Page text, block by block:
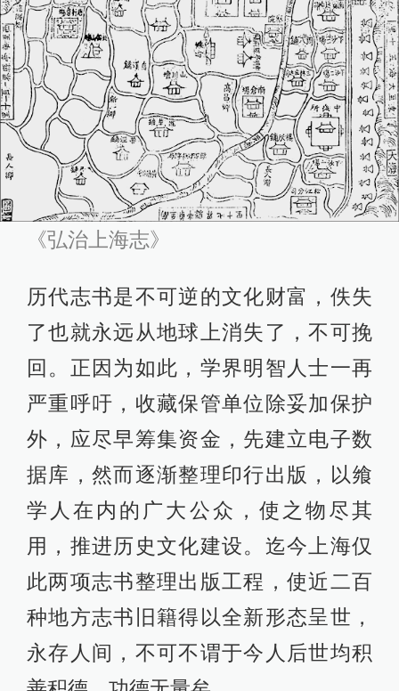
《弘治上海志》
历代志书是不可逆的文化财富，佚失
了也就永远从地球上消失了，不可挽
回。正因为如此，学界明智人士一再
严重呼吁，收藏保管单位除妥加保护
外，应尽早筹集资金，先建立电子数
据库，然而逐渐整理印行出版，以飨
学人在内的广大公众，使之物尽其
用，推进历史文化建设。迄今上海仅
此两项志书整理出版工程，使近二百
种地方志书旧籍得以全新形态呈世，
永存人间，不可不谓于今人后世均积